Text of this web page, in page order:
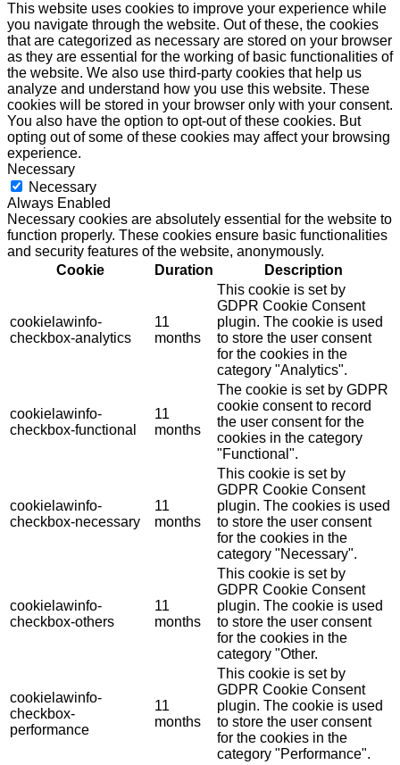
This website uses cookies to improve your experience while
you navigate through the website. Out of these, the cookies
that are categorized as necessary are stored on your browser
as they are essential for the working of basic functionalities of
the website. We also use third-party cookies that help us
analyze and understand how you use this website. These
cookies will be stored in your browser only with your consent.
You also have the option to opt-out of these cookies. But
opting out of some of these cookies may affect your browsing
experience.
Necessary
Necessary
Always Enabled
Necessary cookies are absolutely essential for the website to
function properly. These cookies ensure basic functionalities
and security features of the website, anonymously.
Cookie
Duration Description
cookielawinfo-
checkbox-analytics
11
months
This cookie is set by
GDPR Cookie Consent
plugin. The cookie is used
to store the user consent
for the cookies in the
category "Analytics".
cookielawinfo-
checkbox-functional
11
months
The cookie is set by GDPR
cookie consent to record
the user consent for the
cookies in the category
"Functional".
cookielawinfo-
checkbox-necessary
11
months
This cookie is set by
GDPR Cookie Consent
plugin. The cookies is used
to store the user consent
for the cookies in the
category "Necessary".
cookielawinfo-
checkbox-others
11
months
This cookie is set by
GDPR Cookie Consent
plugin. The cookie is used
to store the user consent
for the cookies in the
category "Other.
cookielawinfo-
checkbox-
performance
11
months
This cookie is set by
GDPR Cookie Consent
plugin. The cookie is used
to store the user consent
for the cookies in the
category "Performance".